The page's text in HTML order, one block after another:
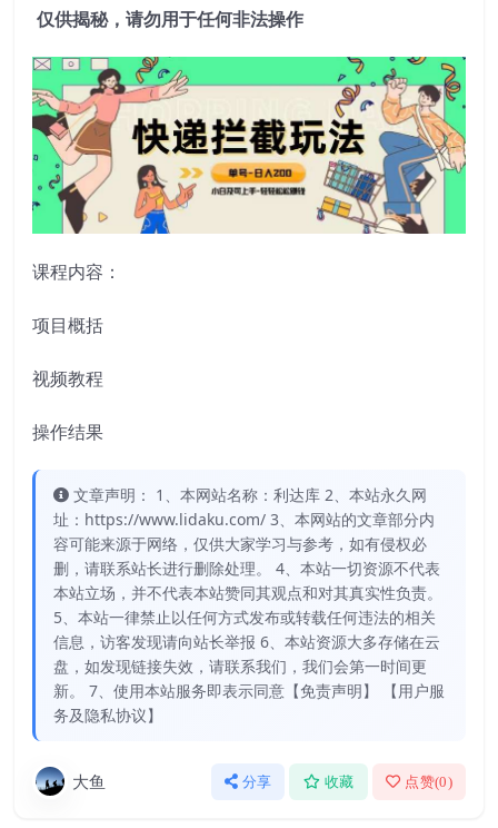
仅供揭秘，请勿用于任何非法操作
课程内容：
项目概括
视频教程
操作结果
文章声明： 1、本网站名称：利达库 2、本站永久网
址：https://www.lidaku.com/ 3、本网站的文章部分内
容可能来源于网络，仅供大家学习与参考，如有侵权必
删，请联系站长进行删除处理。 4、本站一切资源不代表
本站立场，并不代表本站赞同其观点和对其真实性负责。
5、本站一律禁止以任何方式发布或转载任何违法的相关
信息，访客发现请向站长举报 6、本站资源大多存储在云
盘，如发现链接失效，请联系我们，我们会第一时间更
新。 7、使用本站服务即表示同意【免责声明】 【用户服
务及隐私协议】
大鱼 分享 收藏 点赞(0)